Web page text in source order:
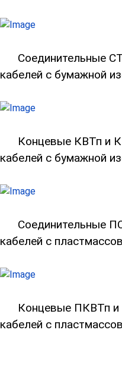
Соединительные
Соединительные
кабелей с бумажной
Концевые КВТп и
Концевые КВТп и
кабелей с бумажной
Соединительные
Соединительные
кабелей с
Концевые ПКВТп
Концевые ПКВТп
кабелей с